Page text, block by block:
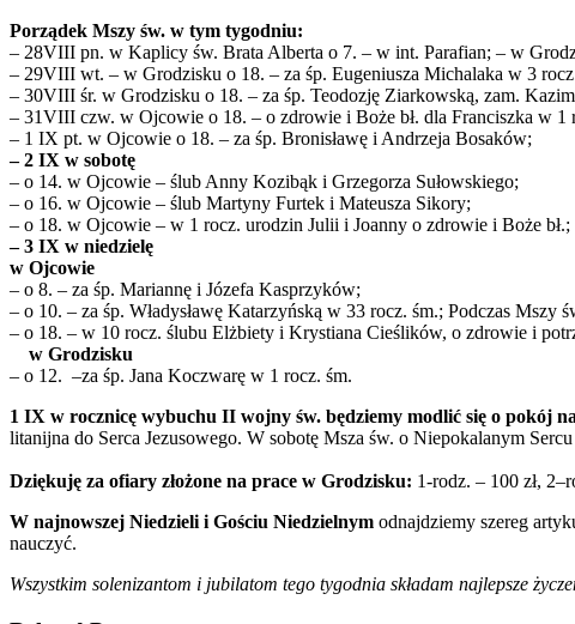
Porządek Mszy św. w tym tygodniu:
– 28VIII pn. w Kaplicy św. Brata Alberta o 7. – w int. Parafian; – w
– 29VIII wt. – w Grodzisku o 18. – za śp. Eugeniusza Michalaka w 3
– 30VIII śr. w Grodzisku o 18. – za śp. Teodozję Ziarkowską, zam.
– 31VIII czw. w Ojcowie o 18. – o zdrowie i Boże bł. dla Franciszka w 1
– 1 IX pt. w Ojcowie o 18. – za śp. Bronisławę i Andrzeja Bosaków;
– 2 IX w sobotę
– o 14. w Ojcowie – ślub Anny Kozibąk i Grzegorza Sułowskiego;
– o 16. w Ojcowie – ślub Martyny Furtek i Mateusza Sikory;
– o 18. w Ojcowie – w 1 rocz. urodzin Julii i Joanny o zdrowie i Boże bł.;
– 3 IX w niedzielę
w Ojcowie
– o 8. – za śp. Mariannę i Józefa Kasprzyków;
– o 10. – za śp. Władysławę Katarzyńską w 33 rocz. śm.; Podczas
– o 18. – w 10 rocz. ślubu Elżbiety i Krystiana Cieślików, o zdrowie i
w Grodzisku
– o 12. –za śp. Jana Koczwarę w 1 rocz. śm.
1 IX w rocznicę wybuchu II wojny św. będziemy modlić się o pokój
litanijna do Serca Jezusowego. W sobotę Msza św. o Niepokalanym
Dziękuję za ofiary złożone na prace w Grodzisku: 1-rodz. – 100 zł,
W najnowszej Niedzieli i Gościu Niedzielnym odnajdziemy szereg
nauczyć.
Wszystkim solenizantom i jubilatom tego tygodnia składam najlepsze